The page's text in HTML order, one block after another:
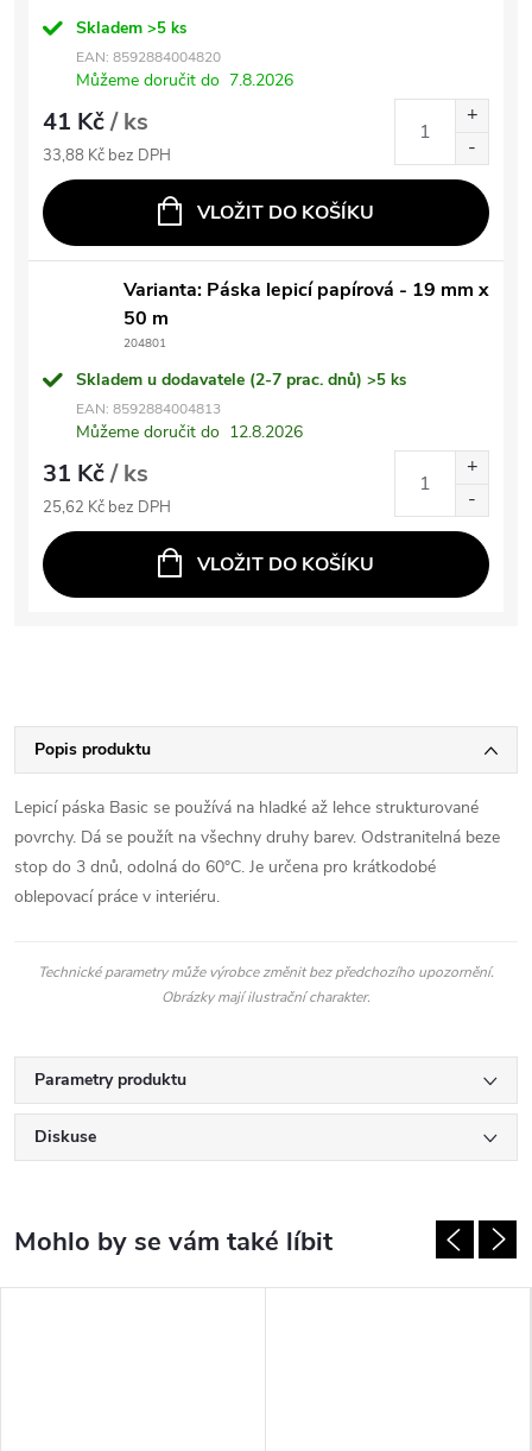
Skladem >5 ks
EAN: 8592884004820
Můžeme doručit do 7.8.2026
41 Kč/ ks
33,88 Kč bez DPH
VLOŽIT DO KOŠÍKU
Varianta: Páska lepicí papírová - 19 mm x
50 m
204801
Skladem u dodavatele (2-7 prac. dnů) >5 ks
EAN: 8592884004813
Můžeme doručit do 12.8.2026
31 Kč/ ks
25,62 Kč bez DPH
VLOŽIT DO KOŠÍKU
Popis produktu
Lepicí páska Basic se používá na hladké až lehce strukturované
povrchy. Dá se použít na všechny druhy barev. Odstranitelná beze
stop do 3 dnů, odolná do 60°C. Je určena pro krátkodobé
oblepovací práce v interiéru.
Technické parametry může výrobce změnit bez předchozího upozornění.
Obrázky mají ilustrační charakter.
Parametry produktu
Diskuse